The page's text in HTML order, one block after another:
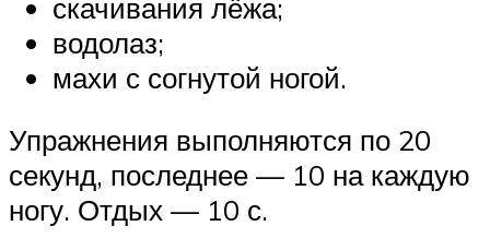
скачивания лёжа;
водолаз;
махи с согнутой ногой.
Упражнения выполняются по 20
секунд, последнее — 10 на каждую
ногу. Отдых — 10 с.